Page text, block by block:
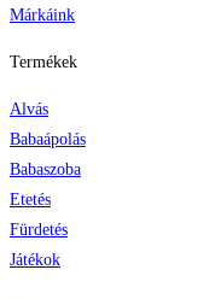
Márkáink
Termékek
Alvás
Babaápolás
Babaszoba
Etetés
Fürdetés
Játékok